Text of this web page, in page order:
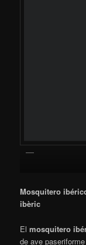
Triguero –
paseriforme de la
buena parte del